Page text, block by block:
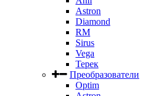
Astron
Diamond
RM
Sirus
Vega
Терек
Преобразователи
Optim